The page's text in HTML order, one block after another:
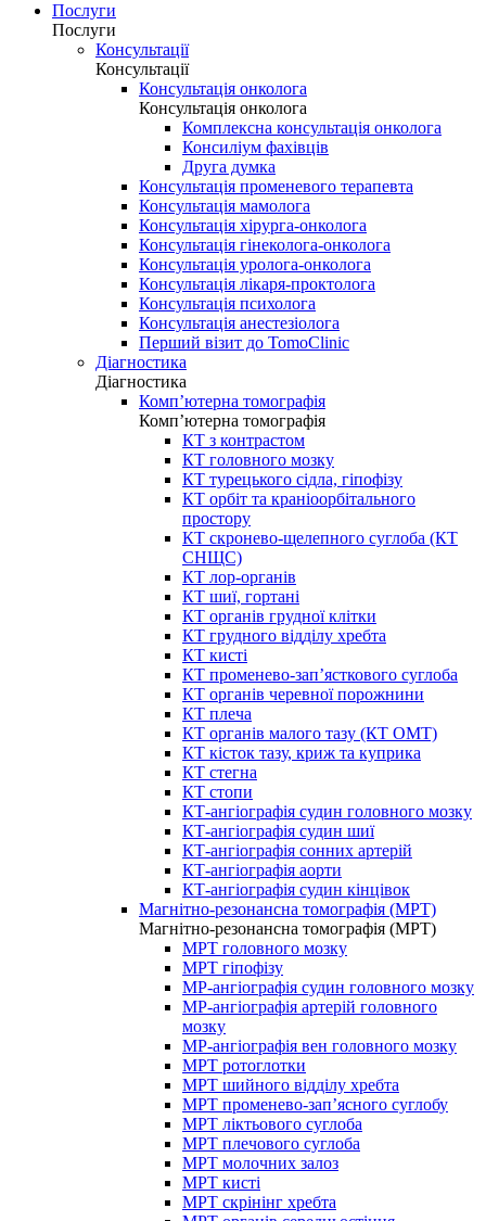
Послуги
Послуги
Консультації
Консультації
Консультація онколога
Консультація онколога
Комплексна консультація онколога
Консиліум фахівців
Друга думка
Консультація променевого терапевта
Консультація мамолога
Консультація хірурга-онколога
Консультація гінеколога-онколога
Консультація уролога-онколога
Консультація лікаря-проктолога
Консультація психолога
Консультація анестезіолога
Перший візит до TomoClinic
Діагностика
Діагностика
Комп’ютерна томографія
Комп’ютерна томографія
КТ з контрастом
КТ головного мозку
КТ турецького сідла, гіпофізу
КТ орбіт та краніоорбітального
простору
КТ скронево-щелепного суглоба (КТ
СНЩС)
КТ лор-органів
КТ шиї, гортані
КТ органів грудної клітки
КТ грудного відділу хребта
КТ кисті
КТ променево-зап’ясткового суглоба
КТ органів черевної порожнини
КТ плеча
КТ органів малого тазу (КТ ОМТ)
КТ кісток тазу, криж та куприка
КТ стегна
КТ стопи
КТ-ангіографія судин головного мозку
КТ-ангіографія судин шиї
КТ-ангіографія сонних артерій
КТ-ангіографія аорти
КТ-ангіографія судин кінцівок
Магнітно-резонансна томографія (МРТ)
Магнітно-резонансна томографія (МРТ)
МРТ головного мозку
МРТ гіпофізу
МР-ангіографія судин головного мозку
МР-ангіографія артерій головного
мозку
МР-ангіографія вен головного мозку
МРТ ротоглотки
МРТ шийного відділу хребта
МРТ променево-зап’ясного суглобу
МРТ ліктьового суглоба
МРТ плечового суглоба
МРТ молочних залоз
МРТ кисті
МРТ скрінінг хребта